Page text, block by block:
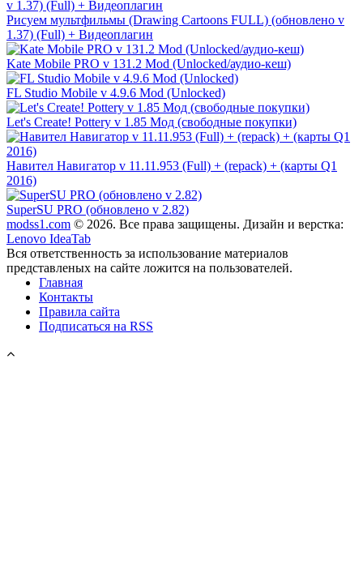
Рисуем мультфильмы (Drawing Cartoons FULL) (обновлено v
1.37) (Full) + Видеоплагин
Kate Mobile PRO v 131.2 Mod (Unlocked/аудио-кеш)
FL Studio Mobile v 4.9.6 Mod (Unlocked)
Let's Create! Pottery v 1.85 Мод (свободные покупки)
Навител Навигатор v 11.11.953 (Full) + (repack) + (карты Q1
2016)
SuperSU PRO (обновлено v 2.82)
modss1.com © 2026. Все права защищены. Дизайн и верстка:
Lenovo IdeaTab
Вся ответственность за использование материалов
представленых на сайте ложится на пользователей.
Главная
Контакты
Правила сайта
Подписаться на RSS